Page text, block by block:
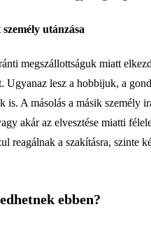
utánzása
megszállottságuk miatt
Ugyanaz lesz a hobbijuk, a
is. A másolás a másik személy
akár az elvesztése miatti
reagálnak a szakításra, szinte
ebben?